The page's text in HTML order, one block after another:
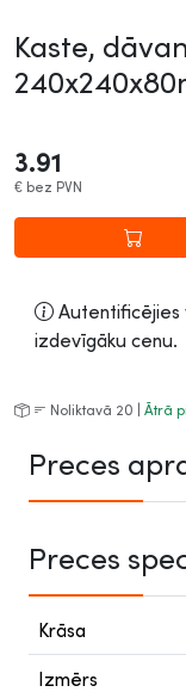
Kaste,
3.91
€ bez PVN
Autentificējies
izdevīgāku cenu.
Noliktavā 20 | Ātrā
Preces
Preces
Krāsa
Izmērs